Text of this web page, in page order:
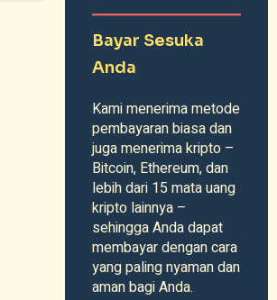
Bayar Sesuka
Anda
Kami menerima metode
pembayaran biasa dan
juga menerima kripto –
Bitcoin, Ethereum, dan
lebih dari 15 mata uang
kripto lainnya –
sehingga Anda dapat
membayar dengan cara
yang paling nyaman dan
aman bagi Anda.